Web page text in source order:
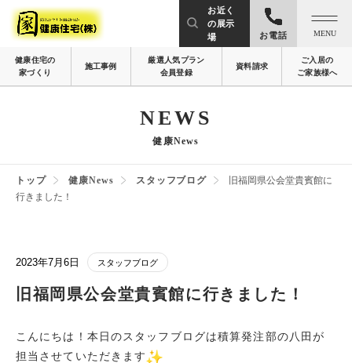
お近く
の展示
場
お電話 MENU
健康住宅の
家づくり
施工事例
厳選人気プラン
会員登録
資料請求
ご入居の
ご家族様へ
NEWS
健康News
トップ 健康News スタッフブログ
旧福岡県公会堂貴賓館に
行きました！
2023年7月6日 スタッフブログ
旧福岡県公会堂貴賓館に行きました！
こんにちは！本日のスタッフブログは積算発注部の八田が
担当させていただきます